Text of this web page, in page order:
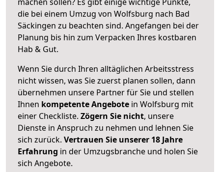
die bei einem Umzug von Wolfsburg nach Bad
Säckingen zu beachten sind. Angefangen bei der
Planung bis hin zum Verpacken Ihres kostbaren
Hab & Gut.
Wenn Sie durch Ihren alltäglichen Arbeitsstress
nicht wissen, was Sie zuerst planen sollen, dann
übernehmen unsere Partner für Sie und stellen
Ihnen kompetente Angebote in Wolfsburg mit
einer Checkliste. Zögern Sie nicht, unsere
Dienste in Anspruch zu nehmen und lehnen Sie
sich zurück. Vertrauen Sie unserer 18 Jahre
Erfahrung in der Umzugsbranche und holen Sie
sich Angebote.